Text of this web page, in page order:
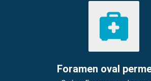
Foramen oval